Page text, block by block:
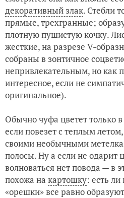
декоративный злак. Стебли
прямые, трехгранные;
плотную пушистую кочку.
жесткие, на разрезе V-
собраны в зонтичное
непривлекательным, но как
интересное, если не
оригинальное).
Обычно чуфа цветет только
если повезет с теплым
своими необычными
полосы. Ну а если не одарит
волноваться нет повода — в
похожа на картошку: есть ли
«орешки» все равно